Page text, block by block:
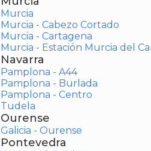
Murcia
Murcia - Cabezo Cortado
Murcia - Cartagena
Murcia - Estación Murcia del
Navarra
Pamplona - A44
Pamplona - Burlada
Pamplona - Centro
Tudela
Ourense
Galicia - Ourense
Pontevedra